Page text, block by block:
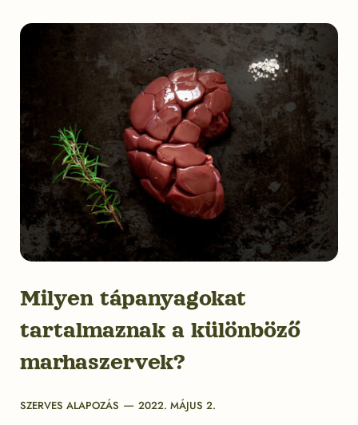
Milyen tápanyagokat
tartalmaznak a különböző
marhaszervek?
Categories
SZERVES ALAPOZÁS Post
2022. MÁJUS 2.